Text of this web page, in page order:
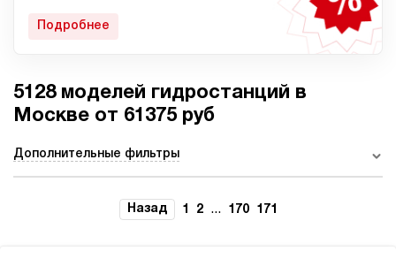
Гидростанции с
пневмоприводом
Гидростанции высокого
давления c электроприводом
Ручные гидростанции
Гидростанции с двумя
насосами
Подробнее
5128 моделей гидростанций в
Москве от 61375 руб
Дополнительные фильтры
Назад 1 2 ... 170 171